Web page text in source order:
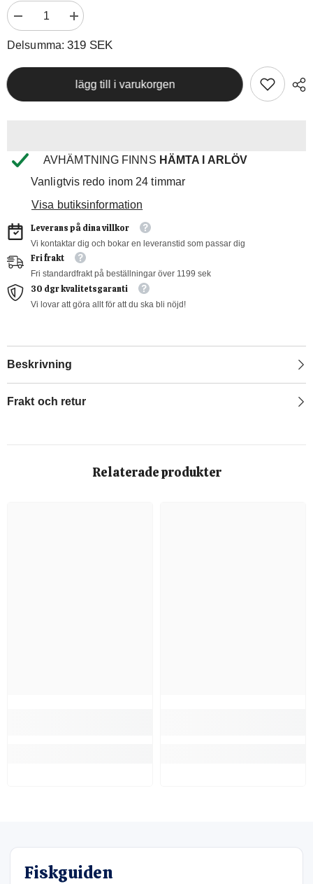
319 SEK
Minska
mängden
för
Pulled
Rökt
Öka
kvantiteten
för
Pulled
BBQ
Rökt
Delsumma: 319 SEK
lägg till i varukorgen
AVHÄMTNING FINNS HÄMTA I ARLÖV
Vanligtvis redo inom 24 timmar
Visa butiksinformation
Leverans på dina villkor
Vi kontaktar dig och bokar en leveranstid som passar dig
Fri frakt
Fri standardfrakt på beställningar över 1199 sek
30 dgr kvalitetsgaranti
Vi lovar att göra allt för att du ska bli nöjd!
Beskrivning
Frakt och retur
Relaterade produkter
Fiskguiden